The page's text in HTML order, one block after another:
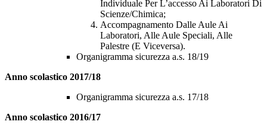
Individuale Per L’accesso Ai Laboratori Di
Scienze/Chimica;
Accompagnamento Dalle Aule Ai
Laboratori, Alle Aule Speciali, Alle
Palestre (E Viceversa).
Organigramma sicurezza a.s. 18/19
Anno scolastico 2017/18
Organigramma sicurezza a.s. 17/18
Anno scolastico 2016/17